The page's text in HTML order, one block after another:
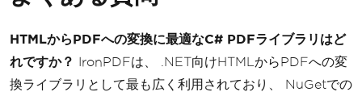
HTMLからPDFへの変換に最適なC# PDFライブラリはど
れですか？ IronPDFは、 .NET向けHTMLからPDFへの変
換ライブラリとして最も広く利用されており、 NuGetでの